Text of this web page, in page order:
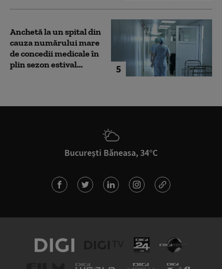
5
Anchetă la un spital din
cauza numărului mare
de concedii medicale în
plin sezon estival...
București Băneasa, 34°C